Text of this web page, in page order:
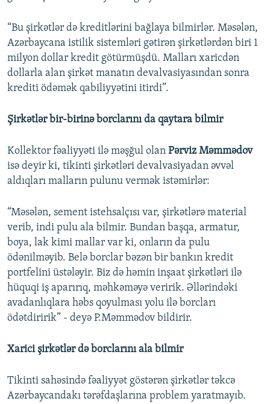
“Bu şirkətlər də kreditlərini bağlaya bilmirlər. Məsələn,
Azərbaycana istilik sistemləri gətirən şirkətlərdən biri 1
milyon dollar kredit götürmüşdü. Malları xaricdən
dollarla alan şirkət manatın devalvasiyasından sonra
krediti ödəmək qabiliyyətini itirdi”.
Şirkətlər bir-birinə borclarını da qaytara bilmir
Kollektor fəaliyyəti ilə məşğul olan Pərviz Məmmədov
isə deyir ki, tikinti şirkətləri devalvasiyadan əvvəl
aldıqları malların pulunu vermək istəmirlər:
“Məsələn, sement istehsalçısı var, şirkətlərə material
verib, indi pulu ala bilmir. Bundan başqa, armatur,
boya, lak kimi mallar var ki, onların da pulu
ödənilməyib. Belə borclar bəzən bir bankın kredit
portfelini üstələyir. Biz də həmin inşaat şirkətləri ilə
hüquqi iş aparırıq, məhkəməyə veririk. Əllərindəki
avadanlıqlara həbs qoyulması yolu ilə borcları
ödətdiririk” - deyə P.Məmmədov bildirir.
Xarici şirkətlər də borclarını ala bilmir
Tikinti sahəsində fəaliyyət göstərən şirkətlər təkcə
Azərbaycandakı tərəfdaşlarına problem yaratmayıb.